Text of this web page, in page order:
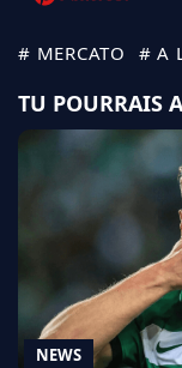
# MERCATO # A
TU POURRAIS
NEWS